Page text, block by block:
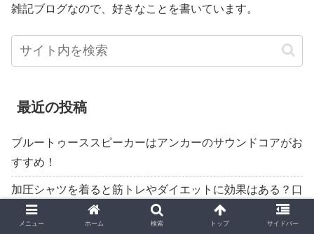
雑記ブログなので、好きなことを書いています。
最近の投稿
ブルートゥーススピーカーはアンカーのサウンドコアがお
すすめ！
加圧シャツを着ると筋トレやダイエットに効果はある？口
コミをレビュー！
メニュー ホーム 検索 トップ サイドバー